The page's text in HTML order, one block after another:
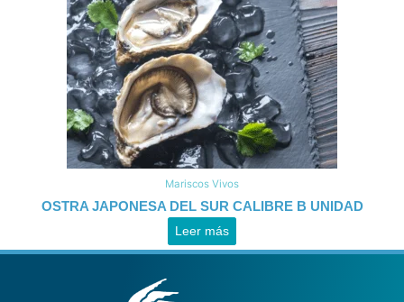
Mariscos Vivos
OSTRA JAPONESA DEL SUR CALIBRE B UNIDAD
Leer más